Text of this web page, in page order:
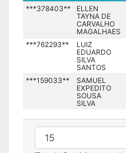
***378403**
ELLEN
TAYNA DE
CARVALHO
MAGALHAES
***762293**
LUIZ
EDUARDO
SILVA
SANTOS
***159033**
SAMUEL
EXPEDITO
SOUSA
SILVA